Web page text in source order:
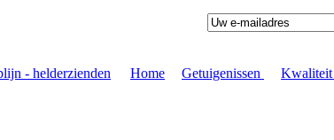
Home
Getuigenissen Kwaliteit